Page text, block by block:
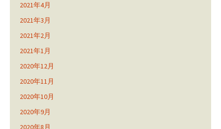
2021年4月
2021年3月
2021年2月
2021年1月
2020年12月
2020年11月
2020年10月
2020年9月
2020年8月